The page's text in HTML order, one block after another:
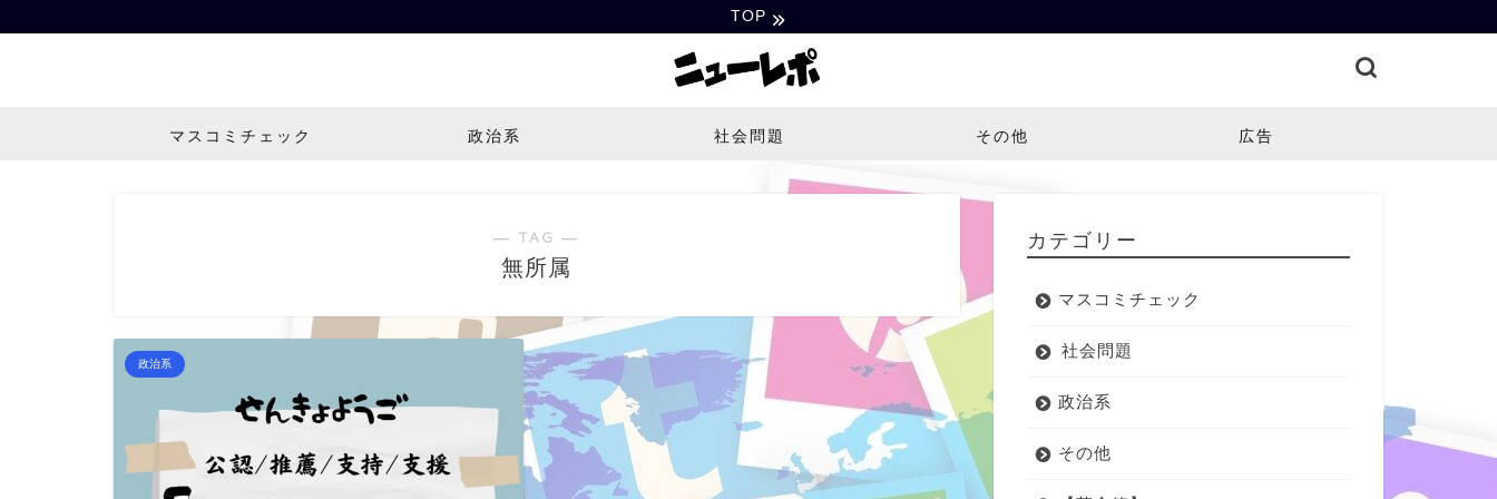
TOP
マスコミチェック 政治系 社会問題 その他 広告
― TAG ―
無所属
政治系
カテゴリー
マスコミチェック
社会問題
政治系
その他